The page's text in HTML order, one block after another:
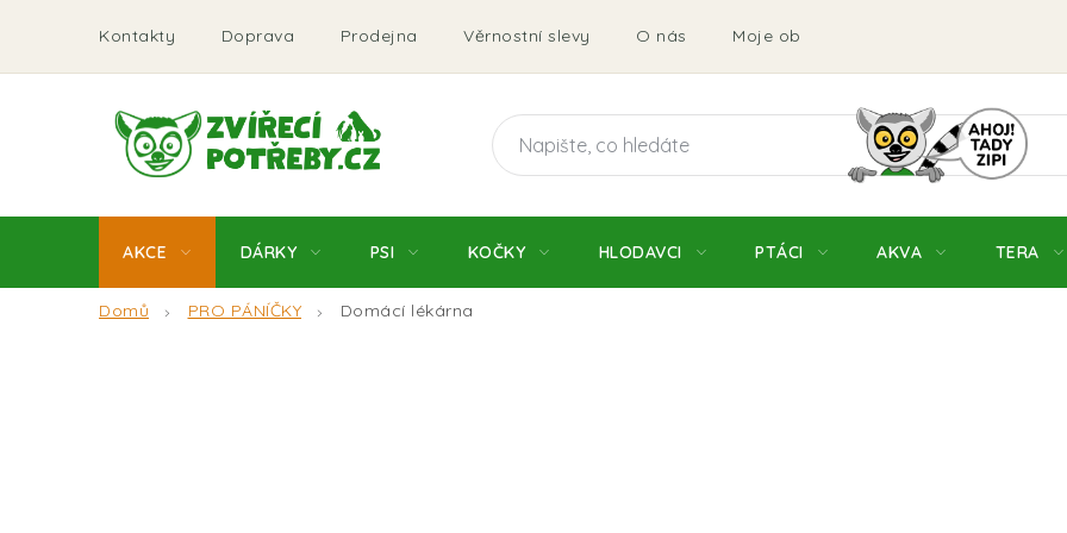
obsah
Kontakty Doprava Prodejna Věrnostní slevy O nás Moje objednávka Obchodní
AKCE DÁRKY PSI KOČKY HLODAVCI PTÁCI AKVA TERA
Domů PRO PÁNÍČKY Domácí lékárna